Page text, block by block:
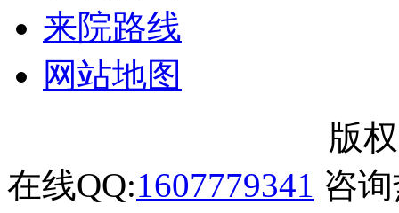
来院路线
网站地图
版
在线QQ:1607779341 咨